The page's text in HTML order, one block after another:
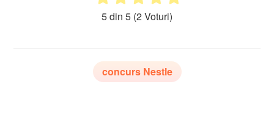
5 din 5(2 Voturi)
concurs Nestle